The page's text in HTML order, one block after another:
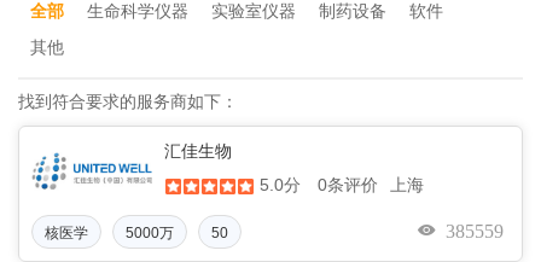
全部 生命科学仪器 实验室仪器 制药设备
软件
其他
找到符合要求的服务商如下：
汇佳生物
5.0分
0条评价 上海
核医学 5000万 50 385559